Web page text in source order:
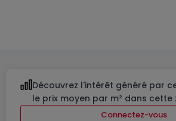
Découvrez l'intérêt généré par
le prix moyen par m² dans cette
Connectez-vous